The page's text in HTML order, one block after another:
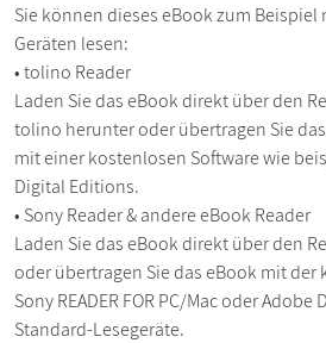
Sie können dieses eBook zum
Geräten lesen:
• tolino Reader
Laden Sie das eBook direkt über den
tolino herunter oder übertragen Sie
mit einer kostenlosen Software wie
Digital Editions.
• Sony Reader & andere eBook Reader
Laden Sie das eBook direkt über den
oder übertragen Sie das eBook mit der
Sony READER FOR PC/Mac oder
Standard-Lesegeräte.